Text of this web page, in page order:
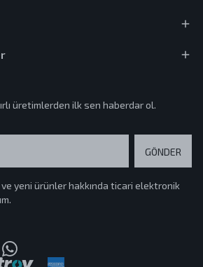
üretimlerden ilk sen haberdar ol.
GÖNDER
yeni ürünler hakkında ticari elektronik